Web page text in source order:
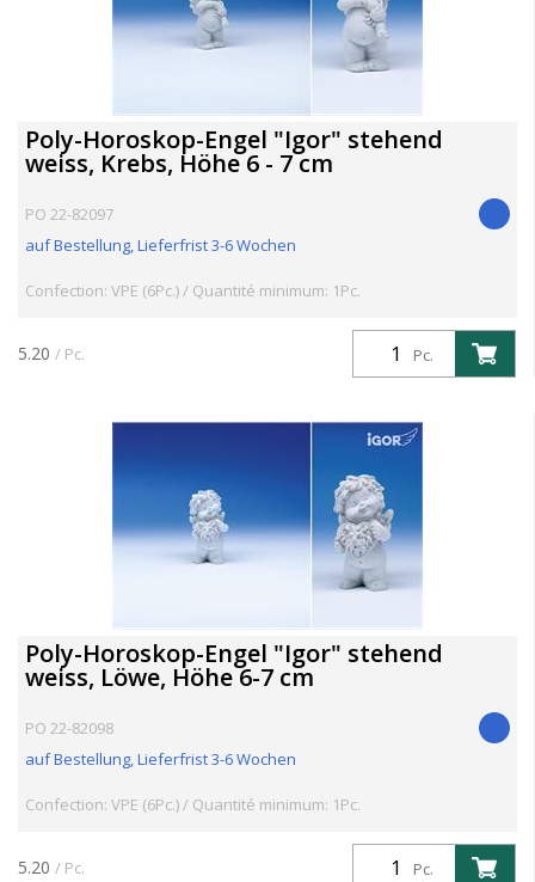
Poly-Horoskop-Engel "Igor" stehend
weiss, Krebs, Höhe 6 - 7 cm
PO 22-82097
auf Bestellung, Lieferfrist 3-6 Wochen
Confection: VPE (6Pc.) / Quantité minimum: 1Pc.
Pc.
5.20 / Pc.
Poly-Horoskop-Engel "Igor" stehend
weiss, Löwe, Höhe 6-7 cm
PO 22-82098
auf Bestellung, Lieferfrist 3-6 Wochen
Confection: VPE (6Pc.) / Quantité minimum: 1Pc.
Pc.
5.20 / Pc.